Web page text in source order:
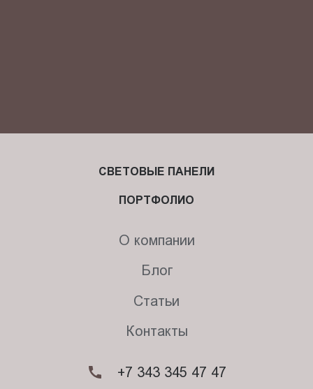
СВЕТОВЫЕ ПАНЕЛИ
ПОРТФОЛИО
О компании
Блог
Статьи
Контакты
+7 343 345 47 47